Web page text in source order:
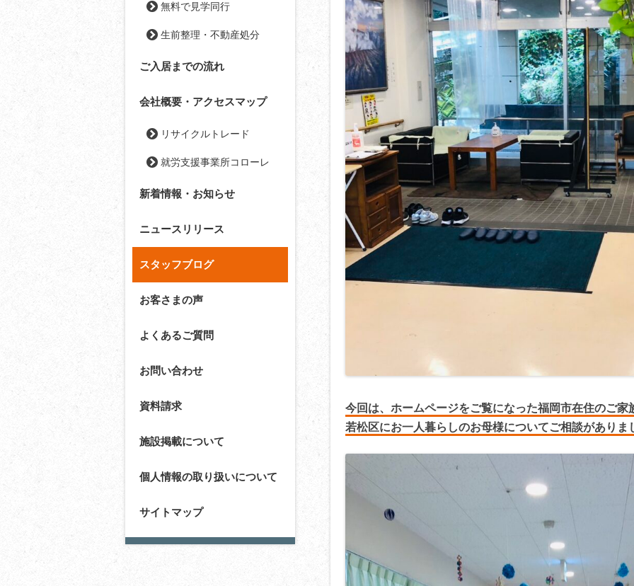
無料で見学同行
生前整理・不動産処分
ご入居までの流れ
会社概要・アクセスマップ
リサイクルトレード
就労支援事業所コローレ
新着情報・お知らせ
ニュースリリース
スタッフブログ
お客さまの声
よくあるご質問
お問い合わせ
資料請求
施設掲載について
個人情報の取り扱いについて
サイトマップ
今回は、ホームページをご覧になった福岡市在住のご家
若松区にお一人暮らしのお母様についてご相談がありま